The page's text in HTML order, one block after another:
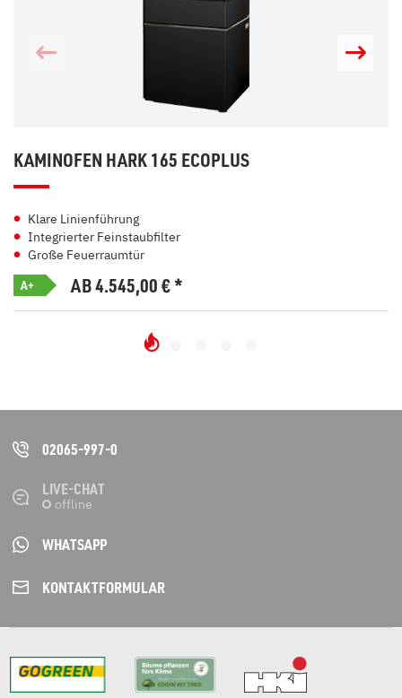
KAMINOFEN HARK 165 ECOPLUS
Klare Linienführung
Integrierter Feinstaubfilter
Große Feuerraumtür
A+ AB 4.545,00€*
02065-997-0
LIVE-CHAT
WHATSAPP
KONTAKT­FORMULAR